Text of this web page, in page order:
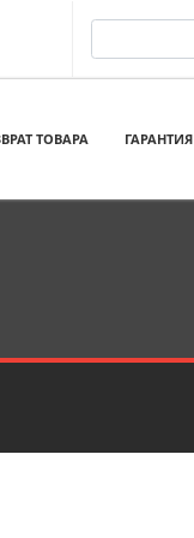
ТОВАРА ГАРАНТИЯ